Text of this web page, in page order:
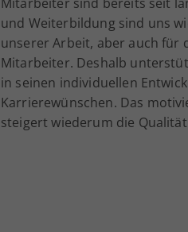
und Weiterbildung sind uns
unserer Arbeit, aber auch für
Mitarbeiter. Deshalb
in seinen individuellen
Karrierewünschen. Das
steigert wiederum die